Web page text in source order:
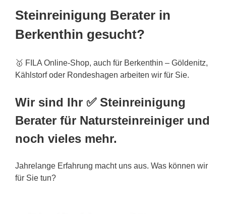
Steinreinigung Berater in
Berkenthin gesucht?
🥇 FILA Online-Shop, auch für Berkenthin – Göldenitz,
Kählstorf oder Rondeshagen arbeiten wir für Sie.
Wir sind Ihr ✅ Steinreinigung
Berater für Natursteinreiniger und
noch vieles mehr.
Jahrelange Erfahrung macht uns aus. Was können wir
für Sie tun?